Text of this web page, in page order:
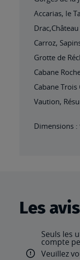
Accarias, le
Carroz,
Grotte de
Cabane
Cabane
Vaution,
Dimensions
Les avis
Seuls les
compte
Veuillez